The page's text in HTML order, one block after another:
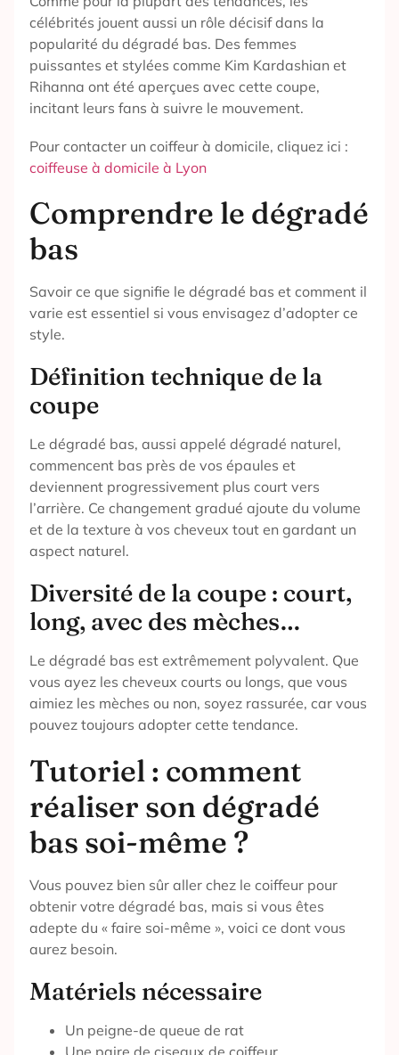
célébrités jouent aussi un rôle décisif dans la
popularité du dégradé bas. Des femmes
puissantes et stylées comme Kim Kardashian et
Rihanna ont été aperçues avec cette coupe,
incitant leurs fans à suivre le mouvement.
Pour contacter un coiffeur à domicile, cliquez ici :
coiffeuse à domicile à Lyon
Comprendre le dégradé
bas
Savoir ce que signifie le dégradé bas et comment il
varie est essentiel si vous envisagez d’adopter ce
style.
Définition technique de la
coupe
Le dégradé bas, aussi appelé dégradé naturel,
commencent bas près de vos épaules et
deviennent progressivement plus court vers
l’arrière. Ce changement gradué ajoute du volume
et de la texture à vos cheveux tout en gardant un
aspect naturel.
Diversité de la coupe : court,
long, avec des mèches…
Le dégradé bas est extrêmement polyvalent. Que
vous ayez les cheveux courts ou longs, que vous
aimiez les mèches ou non, soyez rassurée, car vous
pouvez toujours adopter cette tendance.
Tutoriel : comment
réaliser son dégradé
bas soi-même ?
Vous pouvez bien sûr aller chez le coiffeur pour
obtenir votre dégradé bas, mais si vous êtes
adepte du « faire soi-même », voici ce dont vous
aurez besoin.
Matériels nécessaire
Un peigne-de queue de rat
Une paire de ciseaux de coiffeur